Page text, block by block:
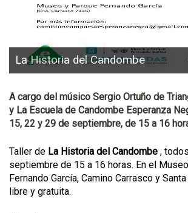
La Historia del Candombe
A cargo del músico Sergio Ortuño de
y La Escuela de Candombe Esperanza
15, 22 y 29 de septiembre, de 15 a 16
Taller de La Historia del Candombe ,
septiembre de 15 a 16 horas. En el
Fernando García, Camino Carrasco y
libre y gratuita.